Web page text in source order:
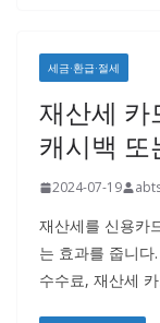
세금·환급·절세
재산세 카
캐시백 또
2024-07-19
재산세를 신용카
는 효과를 줍니
수수료, 재산세